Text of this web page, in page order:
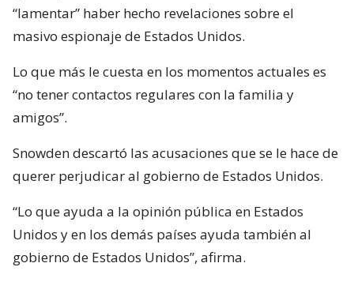
“lamentar” haber hecho revelaciones sobre el
masivo espionaje de Estados Unidos.
Lo que más le cuesta en los momentos actuales es
“no tener contactos regulares con la familia y
amigos”.
Snowden descartó las acusaciones que se le hace de
querer perjudicar al gobierno de Estados Unidos.
“Lo que ayuda a la opinión pública en Estados
Unidos y en los demás países ayuda también al
gobierno de Estados Unidos”, afirma.